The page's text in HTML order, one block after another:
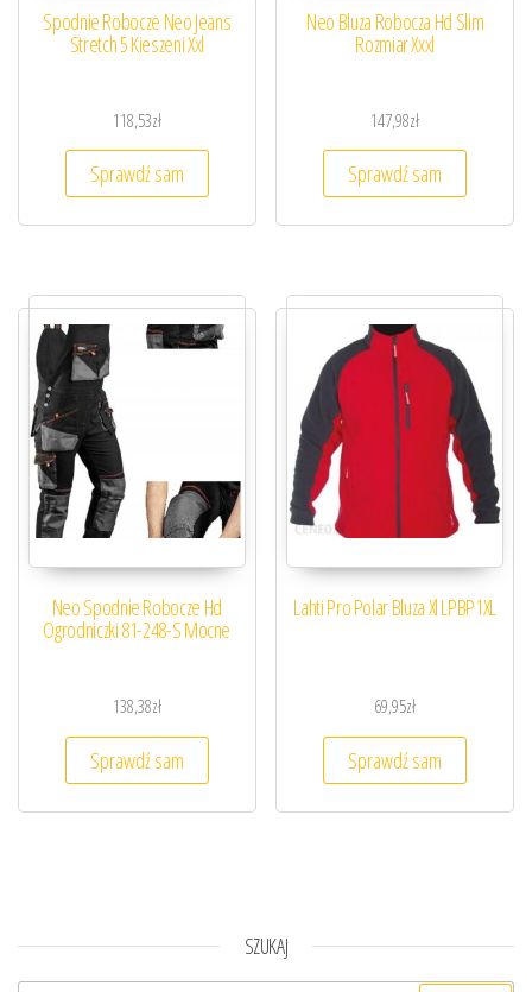
Spodnie Robocze Neo Jeans
Stretch 5 Kieszeni Xxl
118,53zł
Sprawdź sam
Neo Bluza Robocza Hd Slim
Rozmiar Xxxl
147,98zł
Sprawdź sam
Neo Spodnie Robocze Hd
Ogrodniczki 81-248-S Mocne
138,38zł
Sprawdź sam
Lahti Pro Polar Bluza Xl LPBP1XL
69,95zł
Sprawdź sam
SZUKAJ